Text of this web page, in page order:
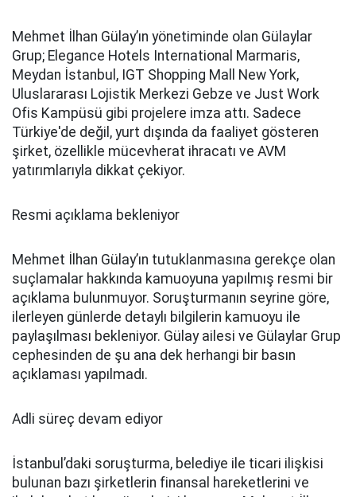
Mehmet İlhan Gülay’ın yönetiminde olan Gülaylar
Grup; Elegance Hotels International Marmaris,
Meydan İstanbul, IGT Shopping Mall New York,
Uluslararası Lojistik Merkezi Gebze ve Just Work
Ofis Kampüsü gibi projelere imza attı. Sadece
Türkiye'de değil, yurt dışında da faaliyet gösteren
şirket, özellikle mücevherat ihracatı ve AVM
yatırımlarıyla dikkat çekiyor.
Resmi açıklama bekleniyor
Mehmet İlhan Gülay’ın tutuklanmasına gerekçe olan
suçlamalar hakkında kamuoyuna yapılmış resmi bir
açıklama bulunmuyor. Soruşturmanın seyrine göre,
ilerleyen günlerde detaylı bilgilerin kamuoyu ile
paylaşılması bekleniyor. Gülay ailesi ve Gülaylar Grup
cephesinden de şu ana dek herhangi bir basın
açıklaması yapılmadı.
Adli süreç devam ediyor
İstanbul’daki soruşturma, belediye ile ticari ilişkisi
bulunan bazı şirketlerin finansal hareketlerini ve